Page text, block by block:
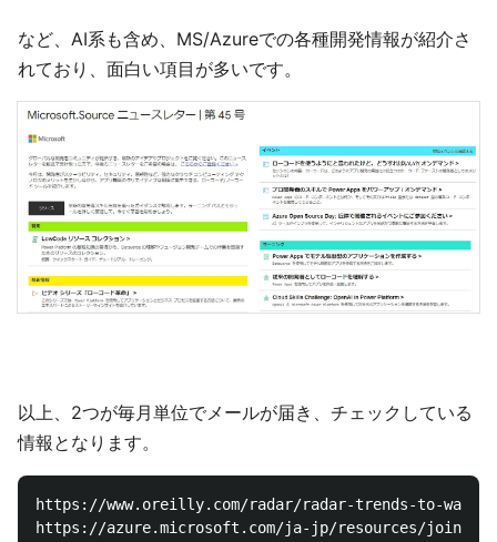
など、AI系も含め、MS/Azureでの各種開発情報が紹介さ
れており、面白い項目が多いです。
以上、2つが毎月単位でメールが届き、チェックしている
情報となります。
https://www.oreilly.com/radar/radar-trends-to-